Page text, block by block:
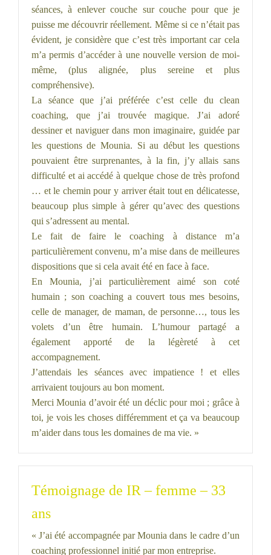
séances, à enlever couche sur couche pour que je
puisse me découvrir réellement. Même si ce n’était pas
évident, je considère que c’est très important car cela
m’a permis d’accéder à une nouvelle version de moi-
même, (plus alignée, plus sereine et plus
compréhensive).
La séance que j’ai préférée c’est celle du clean
coaching, que j’ai trouvée magique. J’ai adoré
dessiner et naviguer dans mon imaginaire, guidée par
les questions de Mounia. Si au début les questions
pouvaient être surprenantes, à la fin, j’y allais sans
difficulté et ai accédé à quelque chose de très profond
… et le chemin pour y arriver était tout en délicatesse,
beaucoup plus simple à gérer qu’avec des questions
qui s’adressent au mental.
Le fait de faire le coaching à distance m’a
particulièrement convenu, m’a mise dans de meilleures
dispositions que si cela avait été en face à face.
En Mounia, j’ai particulièrement aimé son coté
humain ; son coaching a couvert tous mes besoins,
celle de manager, de maman, de personne…, tous les
volets d’un être humain. L’humour partagé a
également apporté de la légèreté à cet
accompagnement.
J’attendais les séances avec impatience ! et elles
arrivaient toujours au bon moment.
Merci Mounia d’avoir été un déclic pour moi ; grâce à
toi, je vois les choses différemment et ça va beaucoup
m’aider dans tous les domaines de ma vie. »
Témoignage de IR – femme – 33
ans
« J’ai été accompagnée par Mounia dans le cadre d’un
coaching professionnel initié par mon entreprise.